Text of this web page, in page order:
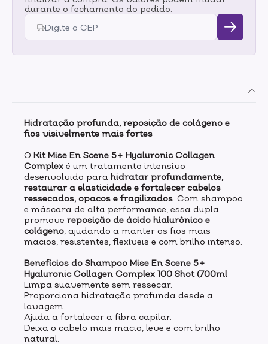
durante o fechamento do pedido.
Hidratação profunda, reposição de colágeno e
fios visivelmente mais fortes
O Kit Mise En Scene 5+ Hyaluronic Collagen
Complex é um tratamento intensivo
desenvolvido para hidratar profundamente,
restaurar a elasticidade e fortalecer cabelos
ressecados, opacos e fragilizados . Com shampoo
e máscara de alta performance, essa dupla
promove reposição de ácido hialurônico e
colágeno , ajudando a manter os fios mais
macios, resistentes, flexíveis e com brilho intenso.
Benefícios do Shampoo Mise En Scene 5+
Hyaluronic Collagen Complex 100 Shot (700ml
Limpa suavemente sem ressecar.
Proporciona hidratação profunda desde a
lavagem.
Ajuda a fortalecer a fibra capilar.
Deixa o cabelo mais macio, leve e com brilho
natural.